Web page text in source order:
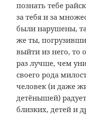
познать тебе
за тебя и за
были нарушены,
же ты,
выйти из него, то
раз лучше, чем
своего рода
человек (и даже
детёнышей)
близких, детей и